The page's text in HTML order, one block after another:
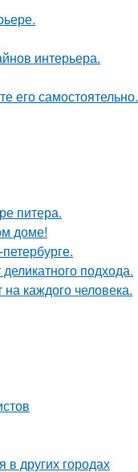
интерьера.
его самостоятельно.
питера.
доме!
подхода.
каждого человека.
в других городах